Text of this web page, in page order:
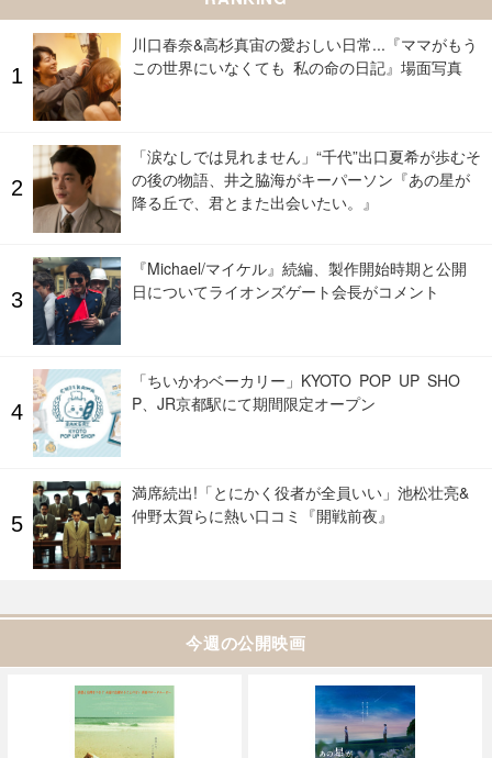
川口春奈&高杉真宙の愛おしい日常...『ママがもう
この世界にいなくても 私の命の日記』場面写真
「涙なしでは見れません」“千代”出口夏希が歩むそ
の後の物語、井之脇海がキーパーソン『あの星が
降る丘で、君とまた出会いたい。』
『Michael/マイケル』続編、製作開始時期と公開
日についてライオンズゲート会長がコメント
「ちいかわベーカリー」KYOTO POP UP SHO
P、JR京都駅にて期間限定オープン
満席続出!「とにかく役者が全員いい」池松壮亮&
仲野太賀らに熱い口コミ『開戦前夜』
今週の公開映画